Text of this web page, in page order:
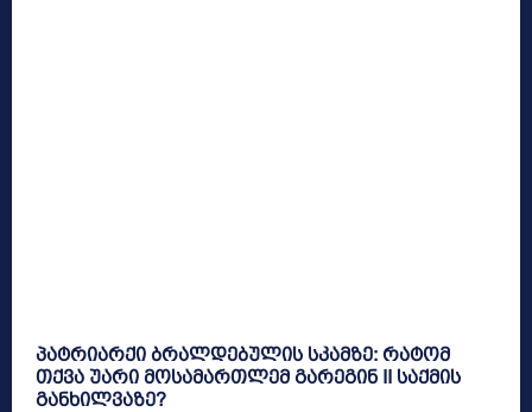
პატრიარქი ბრალდებულის სკამზე: რატომ
თქვა უარი მოსამართლემ გარეგინ II საქმის
განხილვაზე?